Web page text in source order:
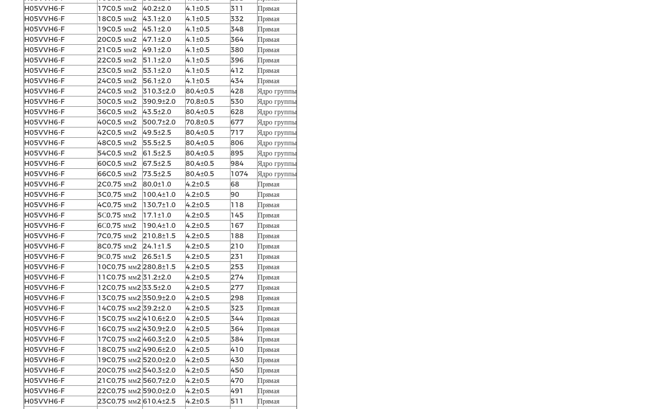
H05VVH6-F
17C0,5 мм2 40.2±2.0 4.1±0.5 311
Прямая
H05VVH6-F
18C0,5 мм2 43.1±2.0 4.1±0.5 332
Прямая
H05VVH6-F
19C0,5 мм2 45.1±2.0 4.1±0.5 348
Прямая
H05VVH6-F
20C0,5 мм2 47.1±2.0 4.1±0.5 364
Прямая
H05VVH6-F
21C0,5 мм2 49.1±2.0 4.1±0.5 380
Прямая
H05VVH6-F
22C0,5 мм2 51.1±2.0 4.1±0.5 396
Прямая
H05VVH6-F
23C0,5 мм2 53.1±2.0 4.1±0.5 412
Прямая
H05VVH6-F
24C0,5 мм2 56.1±2.0 4.1±0.5 434
Прямая
H05VVH6-F
24C0,5 мм2 310,3±2.0 80,4±0.5 428
Ядро группы
H05VVH6-F
30C0,5 мм2 390,9±2.0 70,8±0.5 530
Ядро группы
H05VVH6-F
36C0,5 мм2 43.5±2.0 80,4±0.5 628
Ядро группы
H05VVH6-F
40C0,5 мм2 500,7±2.0 70,8±0.5 677
Ядро группы
H05VVH6-F
42C0,5 мм2 49.5±2.5 80,4±0.5 717
Ядро группы
H05VVH6-F
48C0,5 мм2 55.5±2.5 80,4±0.5 806
Ядро группы
H05VVH6-F
54C0,5 мм2 61.5±2.5 80,4±0.5 895
Ядро группы
H05VVH6-F
60C0,5 мм2 67.5±2.5 80,4±0.5 984
Ядро группы
H05VVH6-F
66C0,5 мм2 73.5±2.5 80,4±0.5 1074
Ядро группы
H05VVH6-F
2C0,75 мм2 80,0±1.0 4.2±0.5 68
Прямая
H05VVH6-F
3C0,75 мм2 100,4±1.0 4.2±0.5 90
Прямая
H05VVH6-F
4C0,75 мм2 130,7±1.0 4.2±0.5 118
Прямая
H05VVH6-F
5С0,75 мм2 17.1±1.0 4.2±0.5 145
Прямая
H05VVH6-F
6С0,75 мм2 190,4±1.0 4.2±0.5 167
Прямая
H05VVH6-F
7C0,75 мм2 210,8±1.5 4.2±0.5 188
Прямая
H05VVH6-F
8C0,75 мм2 24.1±1.5 4.2±0.5 210
Прямая
H05VVH6-F
9С0,75 мм2 26.5±1.5 4.2±0.5 231
Прямая
H05VVH6-F
10C0,75 мм2 280,8±1.5 4.2±0.5 253
Прямая
H05VVH6-F
11C0.75 мм2 31.2±2.0 4.2±0.5 274
Прямая
H05VVH6-F
12C0,75 мм2 33.5±2.0 4.2±0.5 277
Прямая
H05VVH6-F
13C0,75 мм2 350,9±2.0 4.2±0.5 298
Прямая
H05VVH6-F
14C0,75 мм2 39.2±2.0 4.2±0.5 323
Прямая
H05VVH6-F
15C0,75 мм2 410,6±2.0 4.2±0.5 344
Прямая
H05VVH6-F
16C0,75 мм2 430,9±2.0 4.2±0.5 364
Прямая
H05VVH6-F
17C0,75 мм2 460,3±2.0 4.2±0.5 384
Прямая
H05VVH6-F
18C0,75 мм2 490,6±2.0 4.2±0.5 410
Прямая
H05VVH6-F
19C0,75 мм2 520,0±2.0 4.2±0.5 430
Прямая
H05VVH6-F
20C0,75 мм2 540,3±2.0 4.2±0.5 450
Прямая
H05VVH6-F
21C0,75 мм2 560,7±2.0 4.2±0.5 470
Прямая
H05VVH6-F
22C0,75 мм2 590,0±2.0 4.2±0.5 491
Прямая
H05VVH6-F
23C0,75 мм2 610,4±2.5 4.2±0.5 511
Прямая